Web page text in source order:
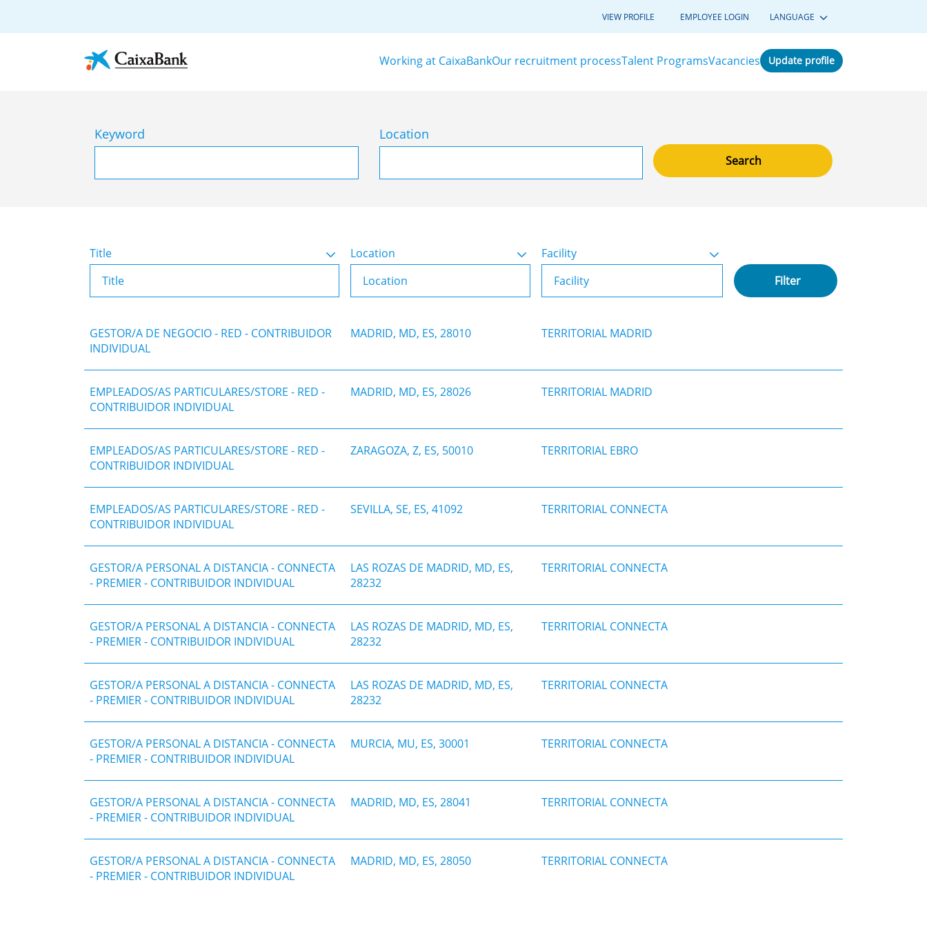
Working at CaixaBankOur recruitment processTalent ProgramsVacancies Update profile
LANGUAGE
VIEW PROFILE EMPLOYEE LOGIN
Keyword Location
Title Location Facility
GESTOR/A DE NEGOCIO - RED - CONTRIBUIDOR
INDIVIDUAL
MADRID, MD, ES, 28010 TERRITORIAL MADRID
EMPLEADOS/AS PARTICULARES/STORE - RED -
CONTRIBUIDOR INDIVIDUAL
MADRID, MD, ES, 28026 TERRITORIAL MADRID
EMPLEADOS/AS PARTICULARES/STORE - RED -
CONTRIBUIDOR INDIVIDUAL
ZARAGOZA, Z, ES, 50010 TERRITORIAL EBRO
EMPLEADOS/AS PARTICULARES/STORE - RED -
CONTRIBUIDOR INDIVIDUAL
SEVILLA, SE, ES, 41092 TERRITORIAL CONNECTA
GESTOR/A PERSONAL A DISTANCIA - CONNECTA
- PREMIER - CONTRIBUIDOR INDIVIDUAL
LAS ROZAS DE MADRID, MD, ES,
28232
TERRITORIAL CONNECTA
GESTOR/A PERSONAL A DISTANCIA - CONNECTA
- PREMIER - CONTRIBUIDOR INDIVIDUAL
LAS ROZAS DE MADRID, MD, ES,
28232
TERRITORIAL CONNECTA
GESTOR/A PERSONAL A DISTANCIA - CONNECTA
- PREMIER - CONTRIBUIDOR INDIVIDUAL
LAS ROZAS DE MADRID, MD, ES,
28232
TERRITORIAL CONNECTA
GESTOR/A PERSONAL A DISTANCIA - CONNECTA
- PREMIER - CONTRIBUIDOR INDIVIDUAL
MURCIA, MU, ES, 30001 TERRITORIAL CONNECTA
GESTOR/A PERSONAL A DISTANCIA - CONNECTA
- PREMIER - CONTRIBUIDOR INDIVIDUAL
MADRID, MD, ES, 28041 TERRITORIAL CONNECTA
GESTOR/A PERSONAL A DISTANCIA - CONNECTA
- PREMIER - CONTRIBUIDOR INDIVIDUAL
MADRID, MD, ES, 28050 TERRITORIAL CONNECTA